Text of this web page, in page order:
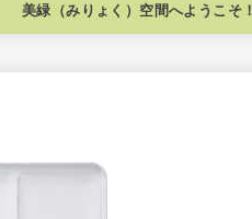
美緑（みりょく）空間へようこそ！